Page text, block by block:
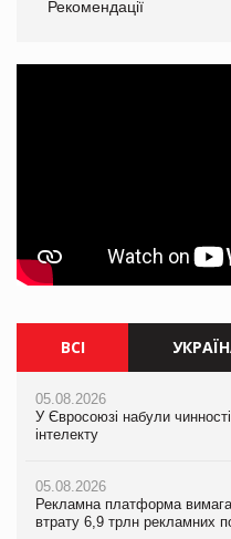
Рекомендації
ВСІ
05.08.2026
У Євросоюзі набули
інтелекту
05.08.2026
Рекламна платформа
втрату 6,9 трлн рекламних
05.08.2026
У Євросоюзі набули
інтелекту
05.08.2026
Рекламна платформа
втрату 6,9 трлн рекламних
05.08.2026
У Євросоюзі набули
інтелекту
05.08.2026
Рекламна платформа
втрату 6,9 трлн рекламних